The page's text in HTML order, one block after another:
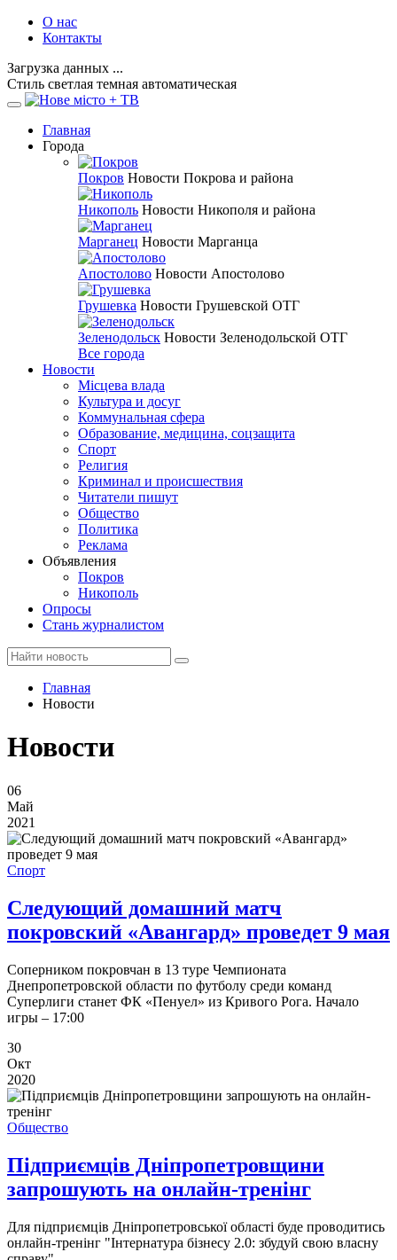
О нас
Контакты
Загрузка данных ...
Стиль светлая темная автоматическая
Главная
Города
Покров Новости Покрова и района
Никополь Новости Никополя и района
Марганец Новости Марганца
Апостолово Новости Апостолово
Грушевка Новости Грушевской ОТГ
Зеленодольск Новости Зеленодольской ОТГ
Все города
Новости
Місцева влада
Культура и досуг
Коммунальная сфера
Образование, медицина, соцзащита
Спорт
Религия
Криминал и происшествия
Читатели пишут
Общество
Политика
Реклама
Объявления
Покров
Никополь
Опросы
Стань журналистом
Главная
Новости
Новости
06
Май
2021
Спорт
Следующий домашний матч
покровский «Авангард» проведет 9 мая
Соперником покровчан в 13 туре Чемпионата
Днепропетровской области по футболу среди команд
Суперлиги станет ФК «Пенуел» из Кривого Рога. Начало
игры – 17:00
30
Окт
2020
Общество
Підприємців Дніпропетровщини
запрошують на онлайн-тренінг
Для підприємців Дніпропетровської області буде проводитись
онлайн-тренінг "Інтернатура бізнесу 2.0: збудуй свою власну